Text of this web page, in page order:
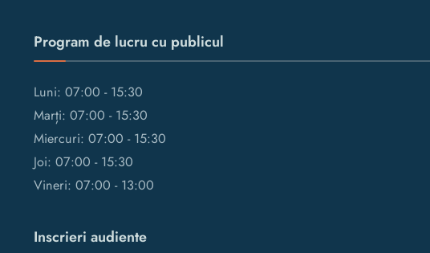
Program de lucru cu publicul
Luni: 07:00 - 15:30
Marți: 07:00 - 15:30
Miercuri: 07:00 - 15:30
Joi: 07:00 - 15:30
Vineri: 07:00 - 13:00
Inscrieri audiente